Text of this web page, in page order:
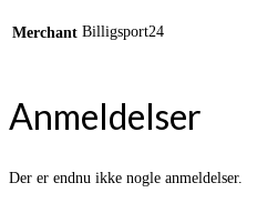
Merchant Billigsport24
Anmeldelser
Der er endnu ikke nogle anmeldelser.